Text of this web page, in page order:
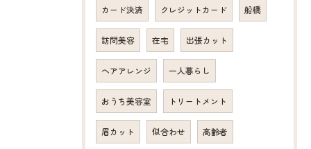
カード決済 クレジットカード 船橋
訪問美容 在宅 出張カット
ヘアアレンジ 一人暮らし
おうち美容室 トリートメント
眉カット 似合わせ 高齢者